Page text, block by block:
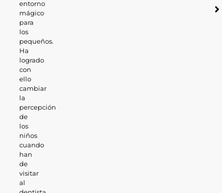
entorno
mágico
para
los
pequeños.
Ha
logrado
con
ello
cambiar
la
percepción
de
los
niños
cuando
han
de
visitar
al